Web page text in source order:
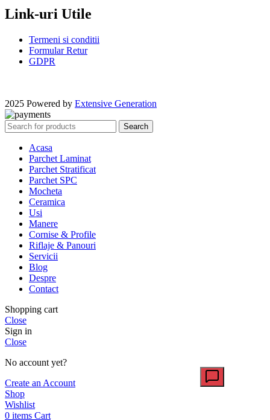
Link-uri Utile
Termeni si conditii
Formular Retur
GDPR
2025 Powered by Extensive Generation
Search
Acasa
Parchet Laminat
Parchet Stratificat
Parchet SPC
Mocheta
Ceramica
Usi
Manere
Cornise & Profile
Riflaje & Panouri
Servicii
Blog
Despre
Contact
Shopping cart
Close
Sign in
Close
No account yet?
Create an Account
Shop
Wishlist
0 items Cart